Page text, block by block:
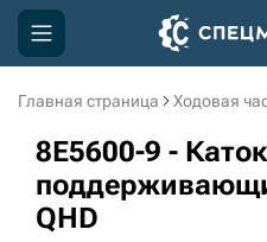
Главная страница Ходовая
8E5600-9 - Каток
QHD
Компания
Акции
Доставка и оплата